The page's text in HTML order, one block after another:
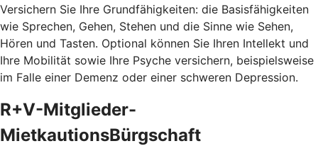
Versichern Sie Ihre Grundfähigkeiten: die Basisfähigkeiten
wie Sprechen, Gehen, Stehen und die Sinne wie Sehen,
Hören und Tasten. Optional können Sie Ihren Intellekt und
Ihre Mobilität sowie Ihre Psyche versichern, beispielsweise
im Falle einer Demenz oder einer schweren Depression.
R+V-Mitglieder-
MietkautionsBürgschaft